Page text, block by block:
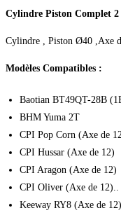
Cylindre Piston Complet 2
Cylindre , Piston Ø40 ,Axe
Modèles Compatibles :
Baotian BT49QT-28B
BHM Yuma 2T
CPI Pop Corn (Axe de
CPI Hussar (Axe de 12)
CPI Aragon (Axe de 12)
CPI Oliver (Axe de 12)..
Keeway RY8 (Axe de 12)